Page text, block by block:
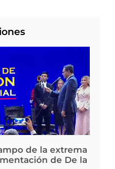
de la extrema
de De la